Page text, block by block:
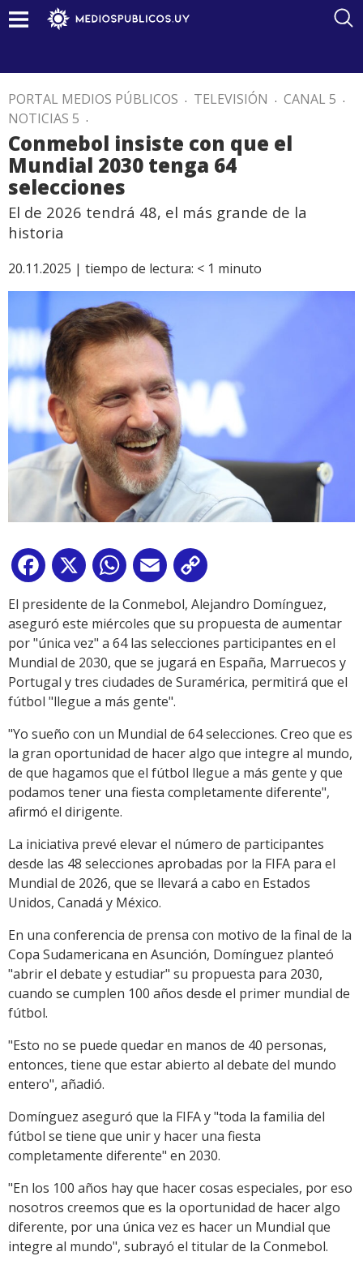
PORTAL MEDIOS PÚBLICOS . TELEVISIÓN . CANAL 5 .
NOTICIAS 5 .
Conmebol insiste con que el
Mundial 2030 tenga 64
selecciones
El de 2026 tendrá 48, el más grande de la
historia
20.11.2025 | tiempo de lectura: < 1 minuto
Facebook
X WhatsApp
Email
Link
El presidente de la Conmebol, Alejandro Domínguez,
aseguró este miércoles que su propuesta de aumentar
por "única vez" a 64 las selecciones participantes en el
Mundial de 2030, que se jugará en España, Marruecos y
Portugal y tres ciudades de Suramérica, permitirá que el
fútbol "llegue a más gente".
"Yo sueño con un Mundial de 64 selecciones. Creo que es
la gran oportunidad de hacer algo que integre al mundo,
de que hagamos que el fútbol llegue a más gente y que
podamos tener una fiesta completamente diferente",
afirmó el dirigente.
La iniciativa prevé elevar el número de participantes
desde las 48 selecciones aprobadas por la FIFA para el
Mundial de 2026, que se llevará a cabo en Estados
Unidos, Canadá y México.
En una conferencia de prensa con motivo de la final de la
Copa Sudamericana en Asunción, Domínguez planteó
"abrir el debate y estudiar" su propuesta para 2030,
cuando se cumplen 100 años desde el primer mundial de
fútbol.
"Esto no se puede quedar en manos de 40 personas,
entonces, tiene que estar abierto al debate del mundo
entero", añadió.
Domínguez aseguró que la FIFA y "toda la familia del
fútbol se tiene que unir y hacer una fiesta
completamente diferente" en 2030.
"En los 100 años hay que hacer cosas especiales, por eso
nosotros creemos que es la oportunidad de hacer algo
diferente, por una única vez es hacer un Mundial que
integre al mundo", subrayó el titular de la Conmebol.